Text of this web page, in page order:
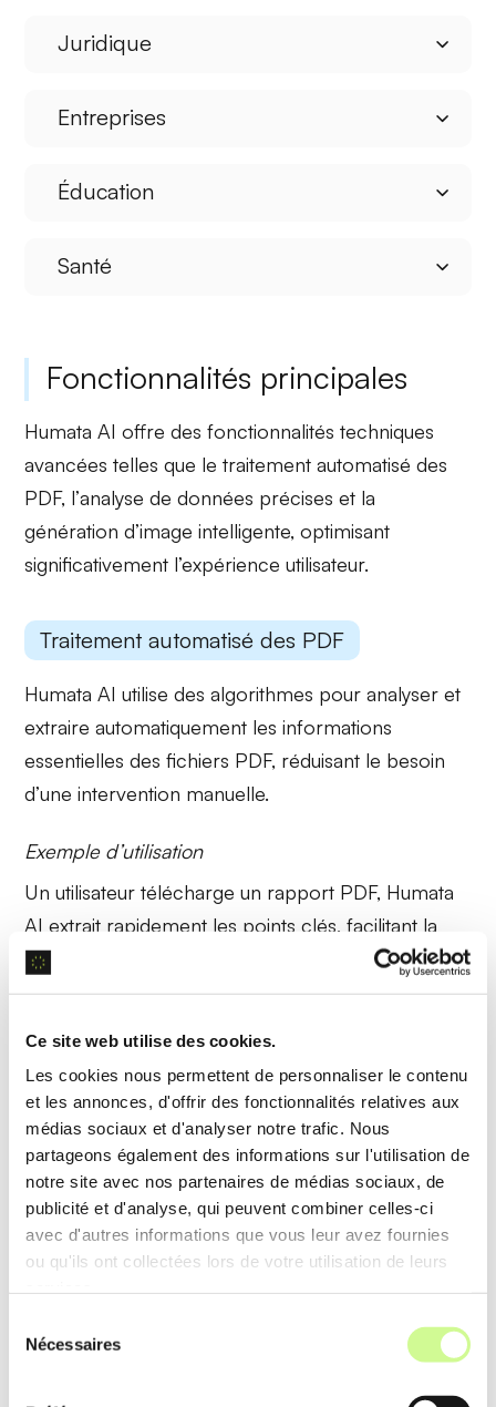
Ce site web utilise des cookies.
Les cookies nous permettent de personnaliser le contenu
et les annonces, d'offrir des fonctionnalités relatives aux
médias sociaux et d'analyser notre trafic. Nous
partageons également des informations sur l'utilisation de
notre site avec nos partenaires de médias sociaux, de
publicité et d'analyse, qui peuvent combiner celles-ci
avec d'autres informations que vous leur avez fournies
ou qu'ils ont collectées lors de votre utilisation de leurs
Nécessaires
Juridique
Entreprises
Éducation
Santé
Fonctionnalités principales
Humata AI offre des fonctionnalités techniques
avancées telles que letraitement automatisé des
PDF, l’analyse de données précises et la
génération d’image intelligente, optimisant
significativement l’expérience utilisateur.
Traitement automatisé des PDF
Humata AI utilise des algorithmes pouranalyser et
extraire automatiquement les informations
essentielles des fichiers PDF, réduisant le besoin
d’une intervention manuelle.
Exemple d’utilisation
Un utilisateur télécharge un rapport PDF, Humata
AIextrait rapidement les points clés, facilitant la
prise de notes et la préparation de présentations.
Analyse de données précises
L’IA applique des techniques demachine learning
pourinterpréter les données complexes
présentes dans les documents, offrant des
analyses détaillées et pertinentes.
Exemple d’utilisation
Les chercheurs utilisent Humata AI pour analyser
d’identifier rapidement des tendances et des